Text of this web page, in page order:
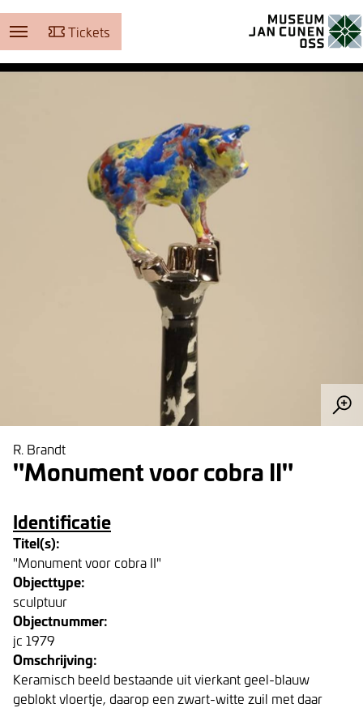
Tickets
R. Brandt
"Monument voor cobra II"
Identificatie
Titel(s):
"Monument voor cobra II"
Objecttype:
sculptuur
Objectnummer:
jc 1979
Omschrijving:
Keramisch beeld bestaande uit vierkant geel-blauw
geblokt vloertje, daarop een zwart-witte zuil met daar